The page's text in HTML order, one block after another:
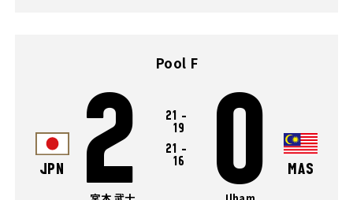
Pool F
JPN 2 21 -
19
21 -
16
0 MAS